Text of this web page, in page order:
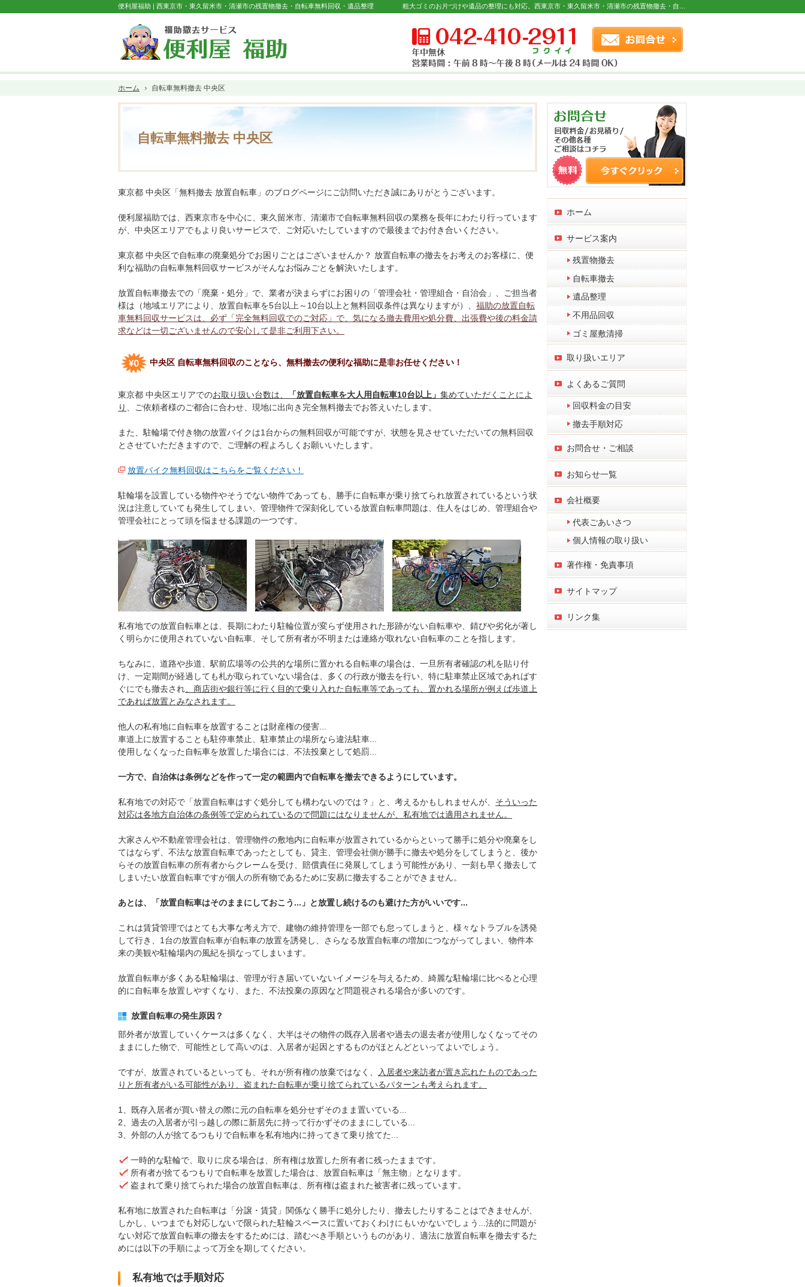
自転車無料撤去 中央区
便利屋福助 | 西東京市・東久留米市・清瀬市の残置物撤去・自転車無料回収・遺品整理
東京都 中央区「無料撤去 放置自転車」のブログページにご訪問いただき誠にありがとうございます。
便利屋福助では、西東京市を中心に、東久留米市、清瀬市で自転車無料回収の業務を長年にわたり行っています
が、中央区エリアでもより良いサービスで、ご対応いたしていますので最後までお付き合いください。
東京都 中央区で自転車の廃棄処分でお困りごとはございませんか？ 放置自転車の撤去をお考えのお客様に、便
利な福助の自転車無料回収サービスがそんなお悩みごとを解決いたします。
放置自転車撤去での「廃棄・処分」で、業者が決まらずにお困りの「管理会社・管理組合・自治会」、ご担当者
様は（地域エリアにより、放置自転車を5台以上～10台以上と無料回収条件は異なりますが）、 福助の放置自転
車無料回収サービスは、必ず「完全無料回収でのご対応」で、気になる撤去費用や処分費、出張費や後の料金請
求などは一切ございませんので安心して是非ご利用下さい。
中央区 自転車無料回収のことなら、無料撤去の便利な福助に是非お任せください！
東京都 中央区エリアでのお取り扱い台数は、 「放置自転車を大人用自転車10台以上」 集めていただくことによ
り 、ご依頼者様のご都合に合わせ、現地に出向き完全無料撤去でお答えいたします。
また、駐輪場で付き物の放置バイクは1台からの無料回収が可能ですが、状態を見させていただいての無料回収
とさせていただきますので、ご理解の程よろしくお願いいたします。
放置バイク無料回収はこちらをご覧ください！
駐輪場を設置している物件やそうでない物件であっても、勝手に自転車が乗り捨てられ放置されているという状
況は注意していても発生してしまい、管理物件で深刻化している放置自転車問題は、住人をはじめ、管理組合や
管理会社にとって頭を悩ませる課題の一つです。
私有地での放置自転車とは、長期にわたり駐輪位置が変らず使用された形跡がない自転車や、錆びや劣化が著し
く明らかに使用されていない自転車、そして所有者が不明または連絡が取れない自転車のことを指します。
ちなみに、道路や歩道、駅前広場等の公共的な場所に置かれる自転車の場合は、一旦所有者確認の札を貼り付
け、一定期間が経過しても札が取られていない場合は、多くの行政が撤去を行い、特に駐車禁止区域であればす
ぐにでも撤去され、商店街や銀行等に行く目的で乗り入れた自転車等であっても、置かれる場所が例えば歩道上
であれば放置とみなされます。
他人の私有地に自転車を放置することは財産権の侵害...
車道上に放置することも駐停車禁止、駐車禁止の場所なら違法駐車...
使用しなくなった自転車を放置した場合には、不法投棄として処罰...
一方で、自治体は条例などを作って一定の範囲内で自転車を撤去できるようにしています。
私有地での対応で「放置自転車はすぐ処分しても構わないのでは？」と、考えるかもしれませんが、 そういった
対応は各地方自治体の条例等で定められているので問題にはなりませんが、私有地では適用されません。
大家さんや不動産管理会社は、管理物件の敷地内に自転車が放置されているからといって勝手に処分や廃棄をし
てはならず、不法な放置自転車であったとしても、貸主、管理会社側が勝手に撤去や処分をしてしまうと、後か
らその放置自転車の所有者からクレームを受け、賠償責任に発展してしまう可能性があり、一刻も早く撤去して
しまいたい放置自転車ですが個人の所有物であるために安易に撤去することができません。
あとは、「放置自転車はそのままにしておこう...」と放置し続けるのも避けた方がいいです...
これは賃貸管理ではとても大事な考え方で、建物の維持管理を一部でも怠ってしまうと、様々なトラブルを誘発
して行き、1台の放置自転車が自転車の放置を誘発し、さらなる放置自転車の増加につながってしまい、物件本
来の美観や駐輪場内の風紀を損なってしまいます。
放置自転車が多くある駐輪場は、管理が行き届いていないイメージを与えるため、綺麗な駐輪場に比べると心理
的に自転車を放置しやすくなり、また、不法投棄の原因など問題視される場合が多いのです。
放置自転車の発生原因？
部外者が放置していくケースは多くなく、大半はその物件の既存入居者や過去の退去者が使用しなくなってその
ままにした物で、可能性として高いのは、入居者が起因とするものがほとんどといってよいでしょう。
ですが、放置されているといっても、それが所有権の放棄ではなく、
入居者や来訪者が置き忘れたものであった
りと所有者がいる可能性があり、盗まれた自転車が乗り捨てられているパターンも考えられます。
1、既存入居者が買い替えの際に元の自転車を処分せずそのまま置いている...
2、過去の入居者が引っ越しの際に新居先に持って行かずそのままにしている...
3、外部の人が捨てるつもりで自転車を私有地内に持ってきて乗り捨てた...
一時的な駐輪で、取りに戻る場合は、所有権は放置した所有者に残ったままです。
所有者が捨てるつもりで自転車を放置した場合は、放置自転車は「無主物」となります。
盗まれて乗り捨てられた場合の放置自転車は、所有権は盗まれた被害者に残っています。
私有地に放置された自転車は「分譲・賃貸」関係なく勝手に処分したり、撤去したりすることはできませんが、
しかし、いつまでも対応しないで限られた駐輪スペースに置いておくわけにもいかないでしょう...法的に問題が
ない対応で放置自転車の撤去をするためには、踏むべき手順というものがあり、適法に放置自転車を撤去するた
めには以下の手順によって万全を期してください。
私有地では手順対応
ホーム
サービス案内
残置物撤去
自転車撤去
遺品整理
不用品回収
ゴミ屋敷清掃
取り扱いエリア
よくあるご質問
回収料金の目安
撤去手順対応
お問合せ・ご相談
お知らせ一覧
会社概要
代表ごあいさつ
個人情報の取り扱い
著作権・免責事項
サイトマップ
リンク集
ホーム 自転車無料撤去 中央区